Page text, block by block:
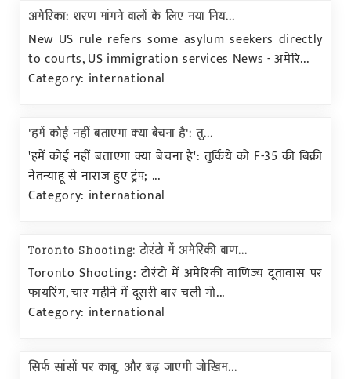
अमेरिका: शरण मांगने वालों के लिए नया निय...
New US rule refers some asylum seekers directly
to courts, US immigration services News - अमेरि...
Category: international
'हमें कोई नहीं बताएगा क्या बेचना है': तु...
'हमें कोई नहीं बताएगा क्या बेचना है': तुर्किये को F-35 की बिक्री
नेतन्याहू से नाराज हुए ट्रंप; ...
Category: international
Toronto Shooting: टोरंटो में अमेरिकी वाण...
Toronto Shooting: टोरंटो में अमेरिकी वाणिज्य दूतावास पर
फायरिंग, चार महीने में दूसरी बार चली गो...
Category: international
सिर्फ सांसों पर काबू, और बढ़ जाएगी जोखिम...